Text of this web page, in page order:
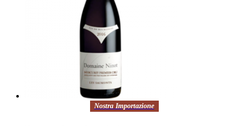
Nostra Importazione